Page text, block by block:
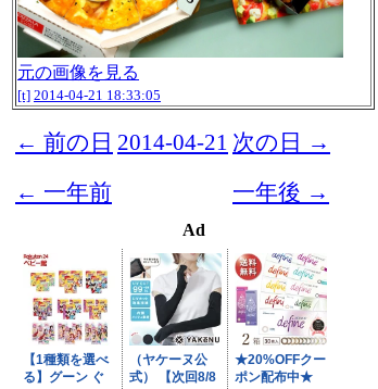
元の画像を見る
[t] 2014-04-21 18:33:05
← 前の日 2014-04-21 次の日 →
← 一年前
一年後 →
Ad